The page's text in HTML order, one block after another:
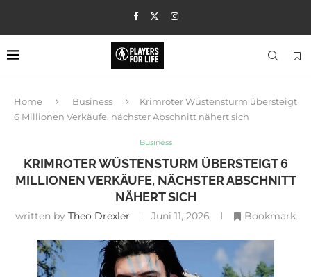
Home Business
Krimroter Wüstensturm übersteigt
6 Millionen Verkäufe, nächster Abschnitt nähert sich
Business
KRIMROTER WÜSTENSTURM ÜBERSTEIGT 6
MILLIONEN VERKÄUFE, NÄCHSTER ABSCHNITT
NÄHERT SICH
written by Theo Drexler Juni 11, 2026 Bookmark